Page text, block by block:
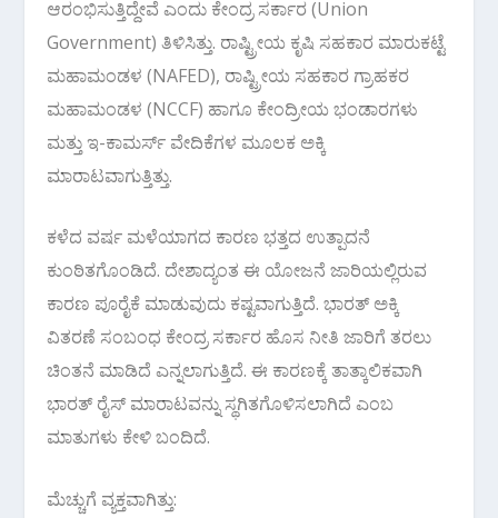
ಆರಂಭಿಸುತ್ತಿದ್ದೇವೆ ಎಂದು ಕೇಂದ್ರ ಸರ್ಕಾರ (Union
Government) ತಿಳಿಸಿತ್ತು. ರಾಷ್ಟ್ರೀಯ ಕೃಷಿ ಸಹಕಾರ ಮಾರುಕಟ್ಟೆ
ಮಹಾಮಂಡಳ (NAFED), ರಾಷ್ಟ್ರೀಯ ಸಹಕಾರ ಗ್ರಾಹಕರ
ಮಹಾಮಂಡಳ (NCCF) ಹಾಗೂ ಕೇಂದ್ರೀಯ ಭಂಡಾರಗಳು
ಮತ್ತು ಇ-ಕಾಮರ್ಸ್‌ ವೇದಿಕೆಗಳ ಮೂಲಕ ಅಕ್ಕಿ
ಮಾರಾಟವಾಗುತ್ತಿತ್ತು.
ಕಳೆದ ವರ್ಷ ಮಳೆಯಾಗದ ಕಾರಣ ಭತ್ತದ ಉತ್ಪಾದನೆ
ಕುಂಠಿತಗೊಂಡಿದೆ. ದೇಶಾದ್ಯಂತ ಈ ಯೋಜನೆ ಜಾರಿಯಲ್ಲಿರುವ
ಕಾರಣ ಪೂರೈಕೆ ಮಾಡುವುದು ಕಷ್ಟವಾಗುತ್ತಿದೆ. ಭಾರತ್‌ ಅಕ್ಕಿ
ವಿತರಣೆ ಸಂಬಂಧ ಕೇಂದ್ರ ಸರ್ಕಾರ ಹೊಸ ನೀತಿ ಜಾರಿಗೆ ತರಲು
ಚಿಂತನೆ ಮಾಡಿದೆ ಎನ್ನಲಾಗುತ್ತಿದೆ. ಈ ಕಾರಣಕ್ಕೆ ತಾತ್ಕಾಲಿಕವಾಗಿ
ಭಾರತ್‌ ರೈಸ್‌ ಮಾರಾಟವನ್ನು ಸ್ಥಗಿತಗೊಳಿಸಲಾಗಿದೆ ಎಂಬ
ಮಾತುಗಳು ಕೇಳಿ ಬಂದಿದೆ.
ಮೆಚ್ಚುಗೆ ವ್ಯಕ್ತವಾಗಿತ್ತು: